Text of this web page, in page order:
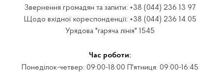
Звернення громадян та запити: +38 (044) 236 13 97
Щодо вхідної кореспонденції: +38 (044) 236 14 05
Урядова "гаряча лінія" 1545
Час роботи:
Понеділок-четвер: 09:00-18:00 П'ятниця: 09:00-16:45